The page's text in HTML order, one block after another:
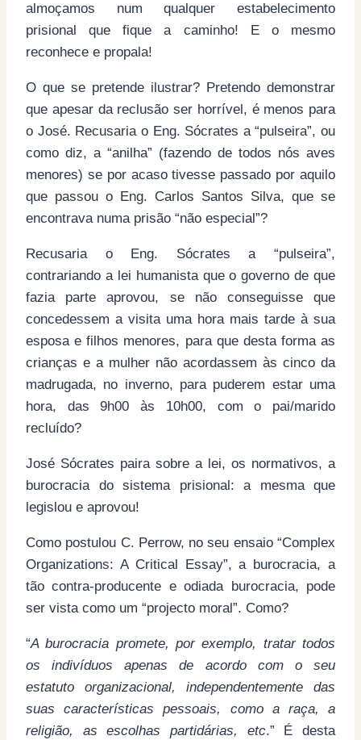
almoçamos num qualquer estabelecimento
prisional que fique a caminho! E o mesmo
reconhece e propala!
O que se pretende ilustrar? Pretendo demonstrar
que apesar da reclusão ser horrível, é menos para
o José. Recusaria o Eng. Sócrates a “pulseira”, ou
como diz, a “anilha” (fazendo de todos nós aves
menores) se por acaso tivesse passado por aquilo
que passou o Eng. Carlos Santos Silva, que se
encontrava numa prisão “não especial”?
Recusaria o Eng. Sócrates a “pulseira”,
contrariando a lei humanista que o governo de que
fazia parte aprovou, se não conseguisse que
concedessem a visita uma hora mais tarde à sua
esposa e filhos menores, para que desta forma as
crianças e a mulher não acordassem às cinco da
madrugada, no inverno, para puderem estar uma
hora, das 9h00 às 10h00, com o pai/marido
recluído?
José Sócrates paira sobre a lei, os normativos, a
burocracia do sistema prisional: a mesma que
legislou e aprovou!
Como postulou C. Perrow, no seu ensaio “Complex
Organizations: A Critical Essay”, a burocracia, a
tão contra-producente e odiada burocracia, pode
ser vista como um “projecto moral”. Como?
“A burocracia promete, por exemplo, tratar todos
os indivíduos apenas de acordo com o seu
estatuto organizacional, independentemente das
suas características pessoais, como a raça, a
religião, as escolhas partidárias, etc.” É desta